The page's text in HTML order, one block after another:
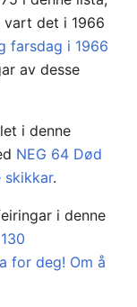
vart det i 1966
farsdag i 1966
av desse
i denne
NEG 64 Død
skikkar.
i denne
for deg! Om å